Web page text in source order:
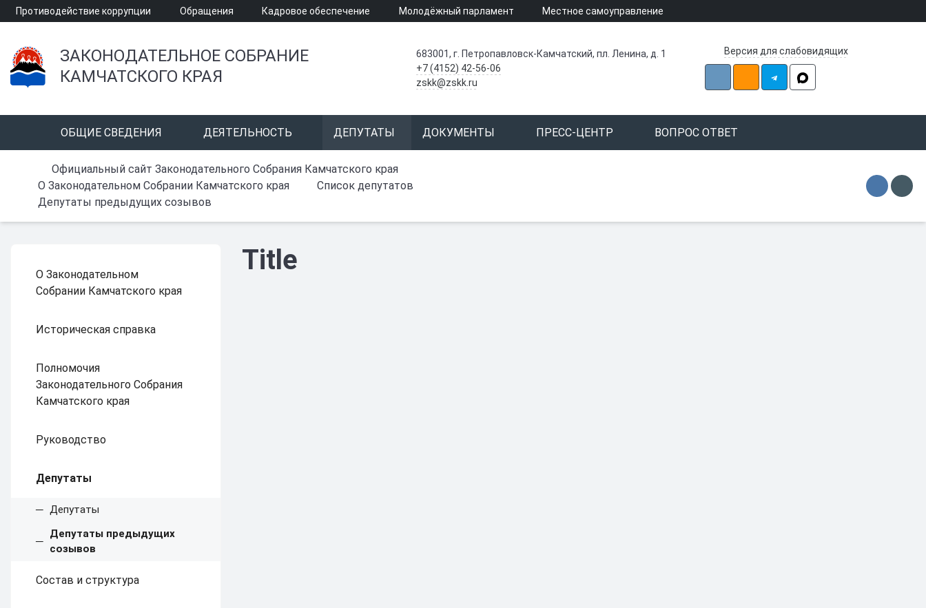
Противодействие коррупции Обращения Кадровое обеспечение Молодёжный парламент Местное самоуправление
ЗАКОНОДАТЕЛЬНОЕ СОБРАНИЕ
КАМЧАТСКОГО КРАЯ
683001, г. Петропавловск-Камчатский, пл. Ленина, д. 1
+7 (4152) 42-56-06
zskk@zskk.ru
Версия для слабовидящих
ОБЩИЕ СВЕДЕНИЯ ДЕЯТЕЛЬНОСТЬ ДЕПУТАТЫ ДОКУМЕНТЫ ПРЕСС-ЦЕНТР ВОПРОС ОТВЕТ
Официальный сайт Законодательного Собрания Камчатского края
О Законодательном Собрании Камчатского края
Список депутатов
Депутаты предыдущих созывов
О Законодательном
Собрании Камчатского края
Историческая справка
Полномочия
Законодательного Собрания
Камчатского края
Руководство
Депутаты
Депутаты
Депутаты предыдущих
созывов
Состав и структура
Title